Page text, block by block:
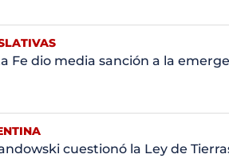
Fe dio media sanción a la
cuestionó la Ley de